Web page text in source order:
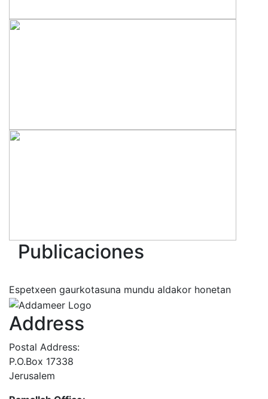
Publicaciones
Espetxeen gaurkotasuna mundu aldakor honetan
Address
Postal Address:
P.O.Box 17338
Jerusalem